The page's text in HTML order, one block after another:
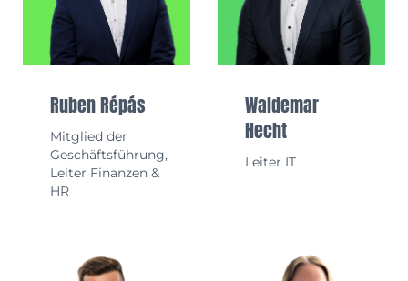
Ruben Répás
Mitglied der
Geschäftsführung,
Leiter Finanzen &
HR
Waldemar
Hecht
Leiter IT